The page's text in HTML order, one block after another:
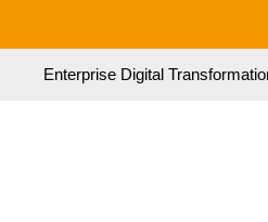
Enterprise Digital